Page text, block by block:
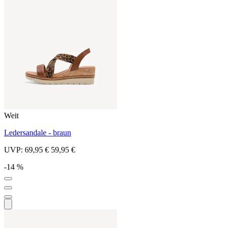
Weit
Ledersandale - braun
UVP: 69,95 € 59,95 €
-14 %